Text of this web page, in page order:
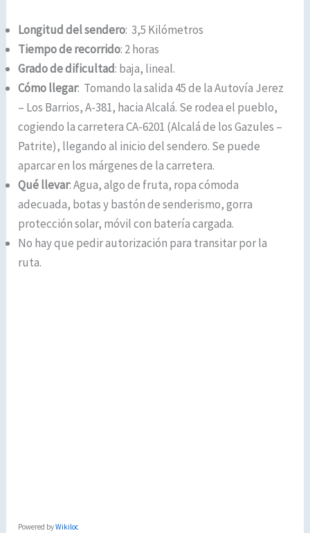
Longitud del sendero: 3,5 Kilómetros
Tiempo de recorrido: 2 horas
Grado de dificultad: baja, lineal.
Cómo llegar: Tomando la salida 45 de la Autovía Jerez
– Los Barrios, A-381, hacia Alcalá. Se rodea el pueblo,
cogiendo la carretera CA-6201 (Alcalá de los Gazules –
Patrite), llegando al inicio del sendero. Se puede
aparcar en los márgenes de la carretera.
Qué llevar: Agua, algo de fruta, ropa cómoda
adecuada, botas y bastón de senderismo, gorra
protección solar, móvil con batería cargada.
No hay que pedir autorización para transitar por la
ruta.
Powered byWikiloc